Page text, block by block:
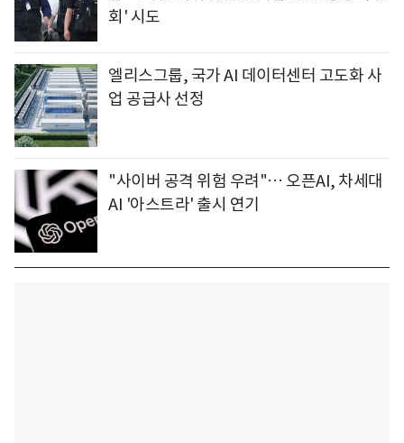
회' 시도
엘리스그룹, 국가 AI 데이터센터 고도화 사
업 공급사 선정
"사이버 공격 위험 우려"… 오픈AI, 차세대
AI '아스트라' 출시 연기